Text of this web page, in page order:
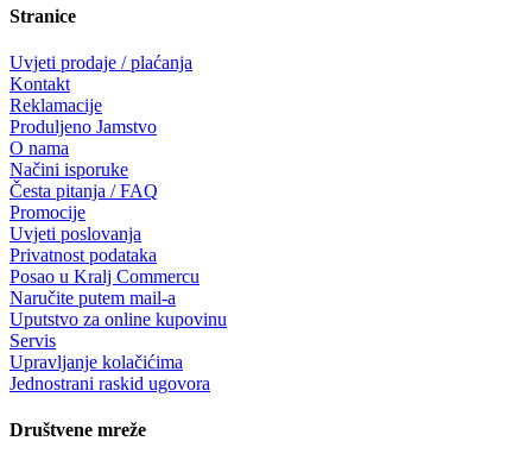
Stranice
Uvjeti prodaje / plaćanja
Kontakt
Reklamacije
Produljeno Jamstvo
O nama
Načini isporuke
Česta pitanja / FAQ
Promocije
Uvjeti poslovanja
Privatnost podataka
Posao u Kralj Commercu
Naručite putem mail-a
Uputstvo za online kupovinu
Servis
Upravljanje kolačićima
Jednostrani raskid ugovora
Društvene mreže